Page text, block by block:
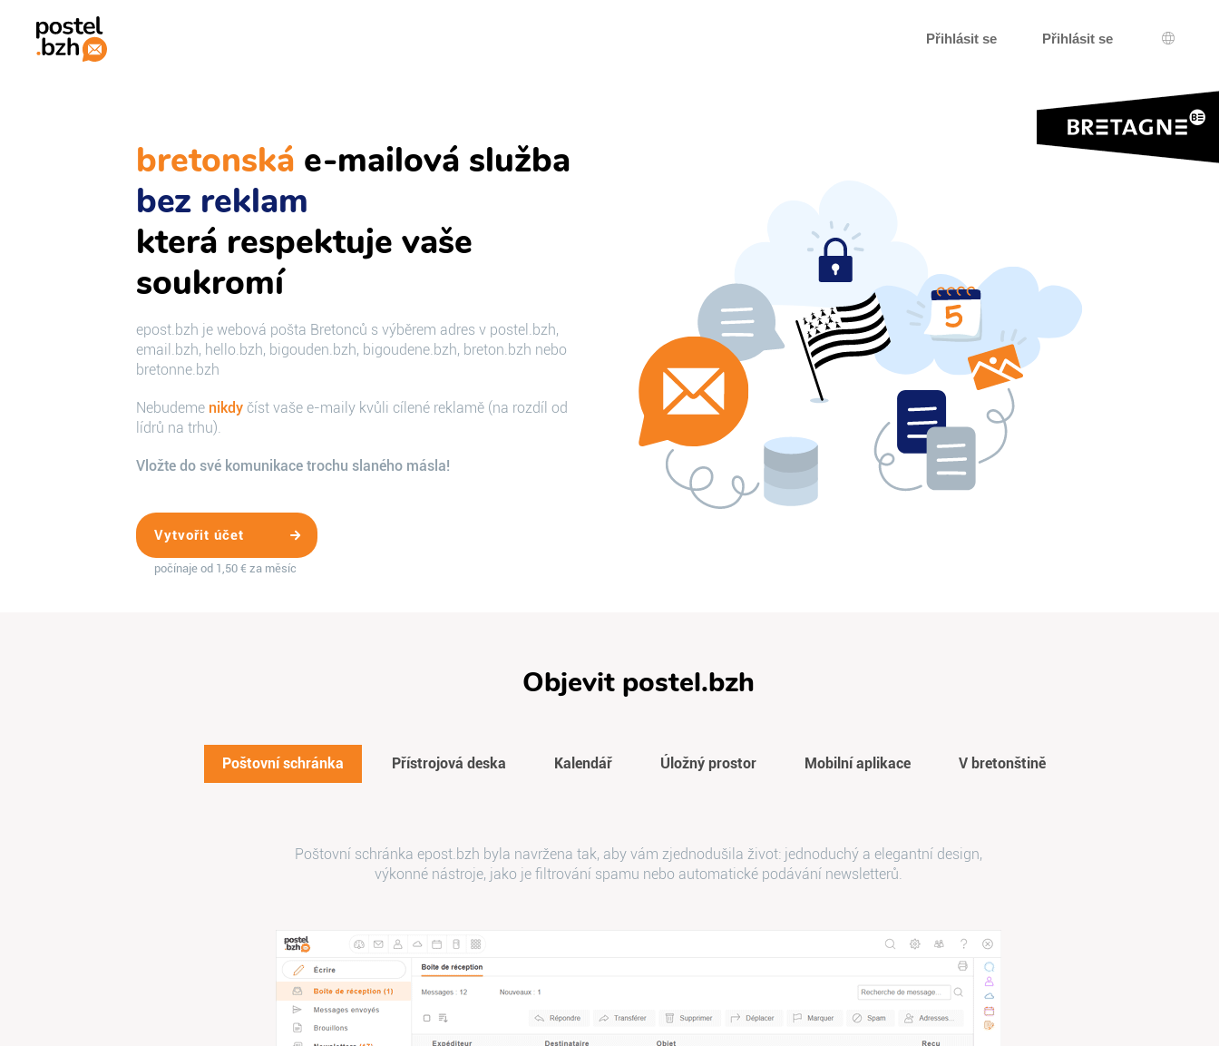
Přihlásit se Přihlásit se
Výběr
bretonská e-mailová služba
bez reklam
která respektuje vaše
soukromí
epost.bzh je webová pošta Bretonců s výběrem adres v postel.bzh,
email.bzh, hello.bzh, bigouden.bzh, bigoudene.bzh, breton.bzh nebo
bretonne.bzh
Nebudeme nikdy číst vaše e-maily kvůli cílené reklamě (na rozdíl od
lídrů na trhu).
Vložte do své komunikace trochu slaného másla!
Vytvořit účet
počínaje od 1,50 € za měsíc
Objevit postel.bzh
Poštovní schránka Přístrojová deska Kalendář Úložný prostor Mobilní aplikace V bretonštině
Poštovní schránka epost.bzh byla navržena tak, aby vám zjednodušila život: jednoduchý a elegantní design,
výkonné nástroje, jako je filtrování spamu nebo automatické podávání newsletterů.